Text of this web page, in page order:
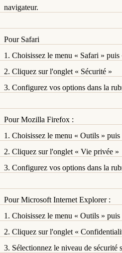
navigateur.
Pour Safari
1. Choisissez le menu « Safari » puis
2. Cliquez sur l'onglet « Sécurité »
3. Configurez vos options dans la
Pour Mozilla Firefox :
1. Choisissez le menu « Outils »
2. Cliquez sur l'onglet « Vie privée »
3. Configurez vos options dans la
Pour Microsoft Internet Explorer :
1. Choisissez le menu « Outils »
2. Cliquez sur l'onglet «
3. Sélectionnez le niveau de sécurité